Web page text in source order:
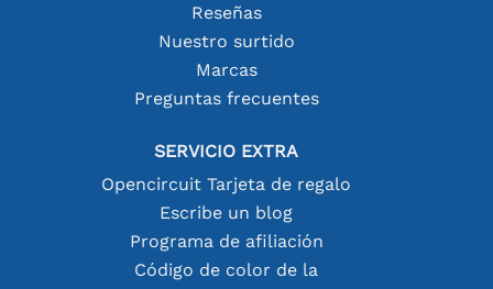
Reseñas
Nuestro surtido
Marcas
Preguntas frecuentes
SERVICIO EXTRA
Opencircuit Tarjeta de regalo
Escribe un blog
Programa de afiliación
Código de color de la